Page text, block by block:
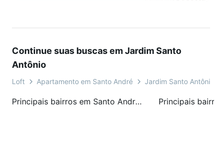
Continue suas buscas em Jardim Santo
Antônio
Loft Apartamento em Santo André Jardim Santo Antônio
Principais bairros em Santo André, SP